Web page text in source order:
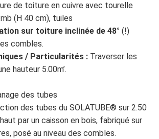
de toiture en cuivre avec tourelle
(H 40 cm), tuiles
sur toiture inclinée de 48° (!)
combles.
/ Particularités : Traverser les
hauteur 5.00m’.
des tubes
des tubes du SOLATUBE® sur 2.50
haut par un caisson en bois, fabriqué sur
posé au niveau des combles.